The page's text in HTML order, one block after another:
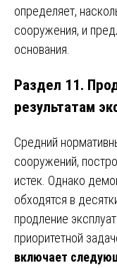
определяет,
сооружения, и
основания.
Раздел 11.
результатам
Средний
сооружений,
истек. Однако
обходятся в
продление
приоритетной
включает